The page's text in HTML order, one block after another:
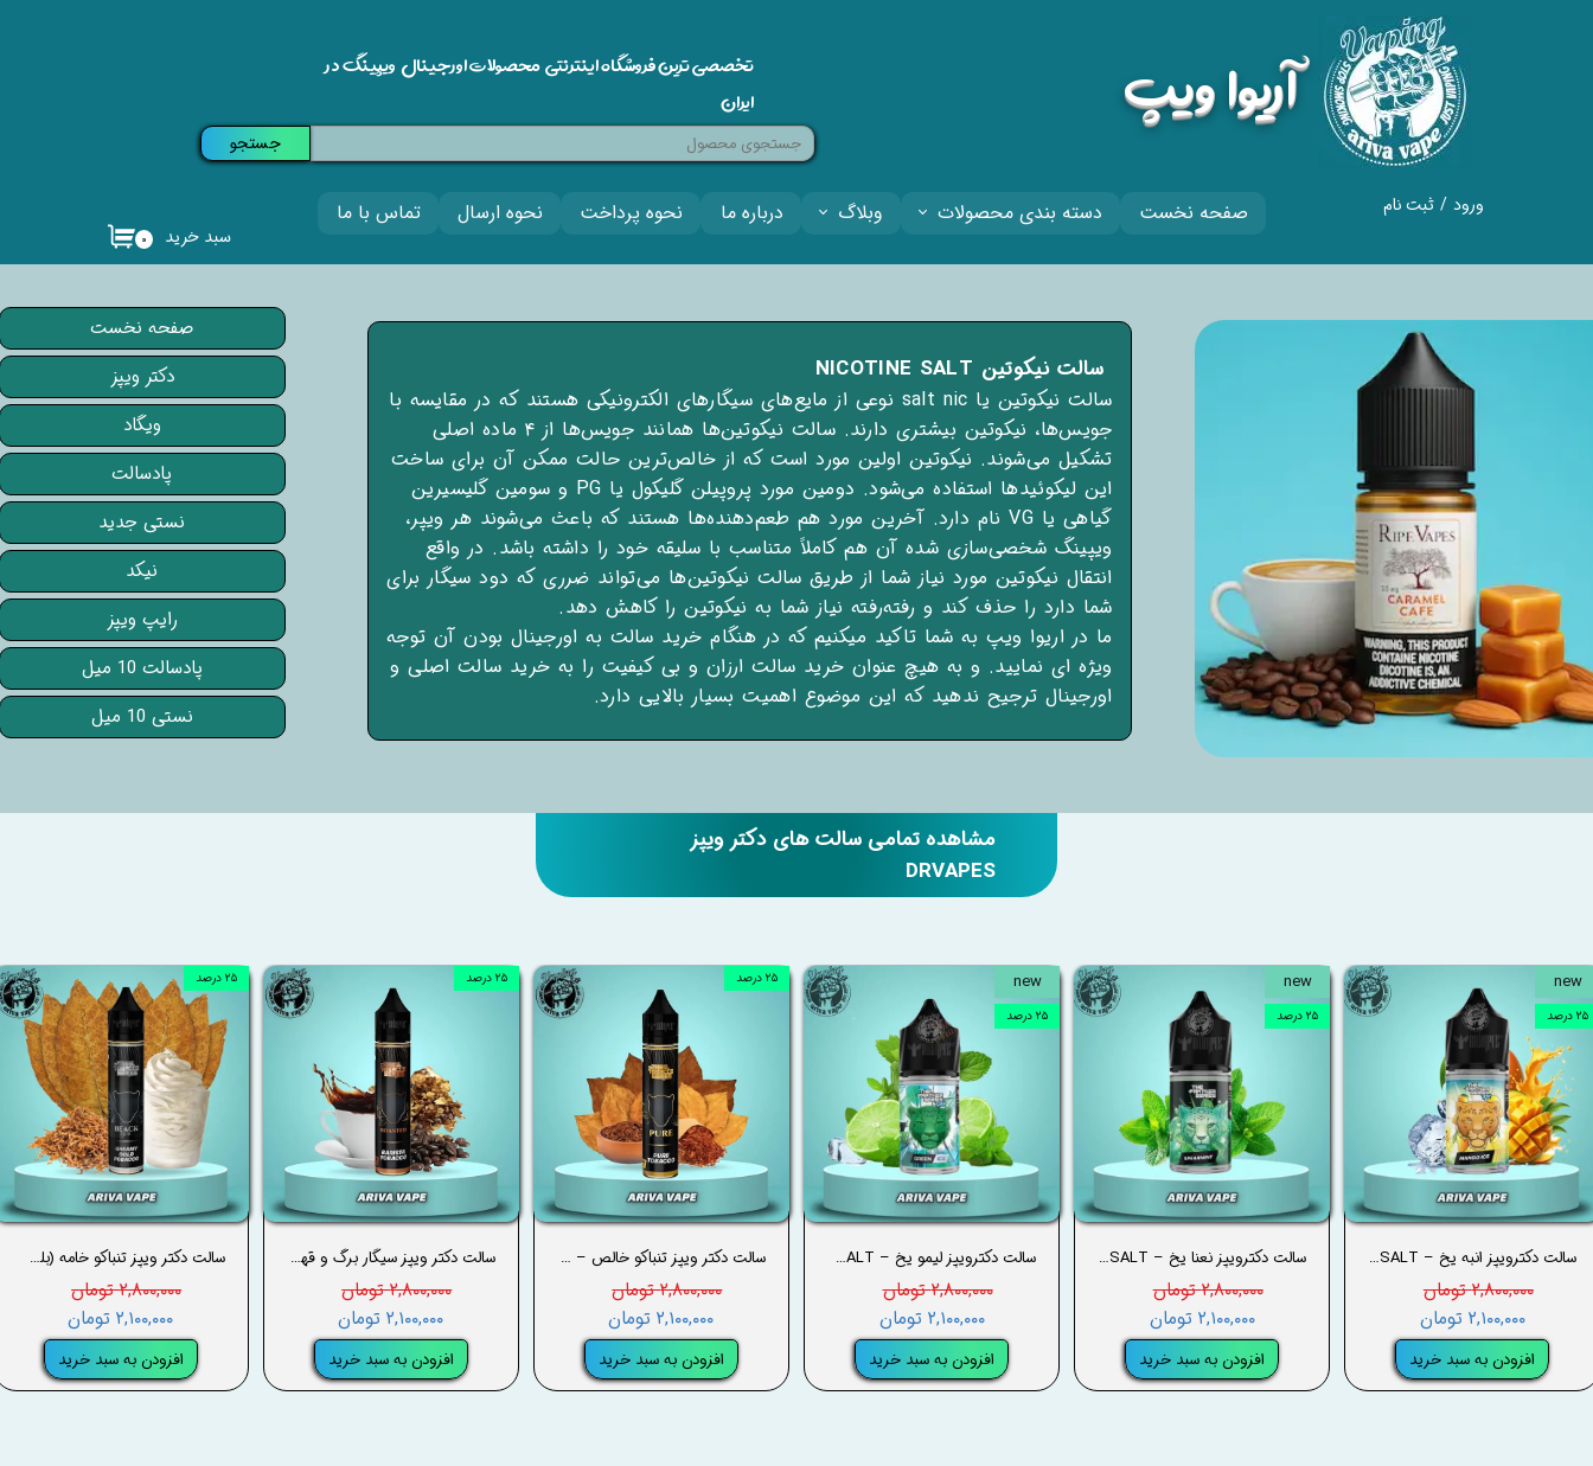
صفحه نخست دسته بندی محصولات وبلاگ درباره ما نحوه پرداخت نحوه ارسال تماس با ما ورود / ثبت نام
سفارشات
خروج از حساب
​آریوا ویپ
۰ سبد خرید
تخصصی ترین فروشگاه اینترنتی محصولات اورجینال ویپینگ در
ایران
جستجو
صفحه نخست
دکتر ویپز
ویگاد
پادسالت
نستی جدید
نیکد
رایپ ویپز
پادسالت 10 میل
نستی 10 میل
سالت نیکوتین NICOTINE SALT
سالت نیکوتین یا salt nic نوعی از مایع‌های سیگارهای الکترونیکی هستند که در مقایسه با
جویس‌ها، نیکوتین بیشتری دارند. سالت نیکوتین‌ها همانند جویس‌ها از ۴ ماده اصلی
تشکیل می‌شوند. نیکوتین اولین مورد است که از خالص‌ترین حالت ممکن آن برای ساخت
این لیکوئیدها استفاده می‌شود. دومین مورد پروپیلن گلیکول یا PG و سومین گلیسیرین
گیاهی یا VG نام دارد. آخرین مورد هم طعم‌دهنده‌ها هستند که باعث می‌شوند هر ویپر،
ویپینگ شخصی‌سازی شده آن هم کاملاً متناسب با سلیقه خود را داشته باشد. در واقع
انتقال نیکوتین مورد نیاز شما از طریق سالت نیکوتین‌ها می‌تواند ضرری که دود سیگار برای
شما دارد را حذف کند و رفته‌رفته نیاز شما به نیکوتین را کاهش دهد.
ما در اریوا ویپ به شما تاکید میکنیم که در هنگام خرید سالت به اورجینال بودن آن توجه
ویژه ای نمایید. و به هیچ عنوان خرید سالت ارزان و بی کیفیت را به خرید سالت اصلی و
اورجینال ترجیح ندهید که این موضوع اهمیت بسیار بالایی دارد.
سالت دکتر ویپز تنباکو خامه (بلک2.0) – DRVAPES CREAMY TOBACCO (BLACK 2.0) SALT
۲,۸۰۰,۰۰۰ تومان
۲,۱۰۰,۰۰۰ تومان
افزودن به سبد خرید
۲۵ درصد
سالت دکتر ویپز سیگار برگ و قهوه رست شده (باریستا) – DRVAPES ROASTED (BARISTA TOBACCO) SALT
۲,۸۰۰,۰۰۰ تومان
۲,۱۰۰,۰۰۰ تومان
افزودن به سبد خرید
۲۵ درصد
سالت دکتر ویپز تنباکو خالص – DRVAPES PURE TOBACCO SALT
۲,۸۰۰,۰۰۰ تومان
۲,۱۰۰,۰۰۰ تومان
افزودن به سبد خرید
۲۵ درصد
سالت دکترویپز لیمو یخ – DRVAPES GREEN ICE SALT
۲,۸۰۰,۰۰۰ تومان
۲,۱۰۰,۰۰۰ تومان
افزودن به سبد خرید
new
۲۵ درصد
سالت دکترویپز نعنا یخ – DRVAPES SPEARMINT SALT
۲,۸۰۰,۰۰۰ تومان
۲,۱۰۰,۰۰۰ تومان
افزودن به سبد خرید
new
۲۵ درصد
سالت دکترویپز انبه یخ – DRVAPES MANGO ICE SALT
۲,۸۰۰,۰۰۰ تومان
۲,۱۰۰,۰۰۰ تومان
افزودن به سبد خرید
new
۲۵ درصد
مشاهده تمامی سالت های دکتر ویپز
DRVAPES